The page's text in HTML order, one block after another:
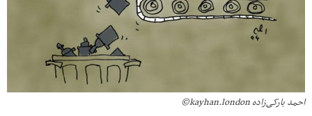
احمد بارکی‌زاده kayhan.london©